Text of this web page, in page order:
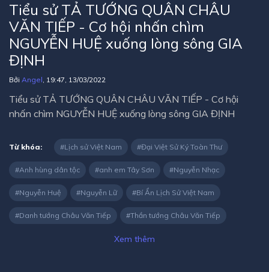
Tiểu sử TẢ TƯỚNG QUÂN CHÂU
VĂN TIẾP - Cơ hội nhấn chìm
NGUYỄN HUỆ xuống lòng sông GIA
ĐỊNH
Bởi Angel, 19:47, 13/03/2022
Tiểu sử TẢ TƯỚNG QUÂN CHÂU VĂN TIẾP - Cơ hội
nhấn chìm NGUYỄN HUỆ xuống lòng sông GIA ĐỊNH
Từ khóa: Lịch sử Việt Nam Đại Việt Sử Ký Toàn Thư
Anh hùng dân tộc anh em Tây Sơn Nguyễn Nhạc
Nguyễn Huệ Nguyễn Lữ Bí Ẩn Lịch Sử Việt Nam
Danh tướng Châu Văn Tiếp Thần tướng Châu Văn Tiếp
Xem thêm